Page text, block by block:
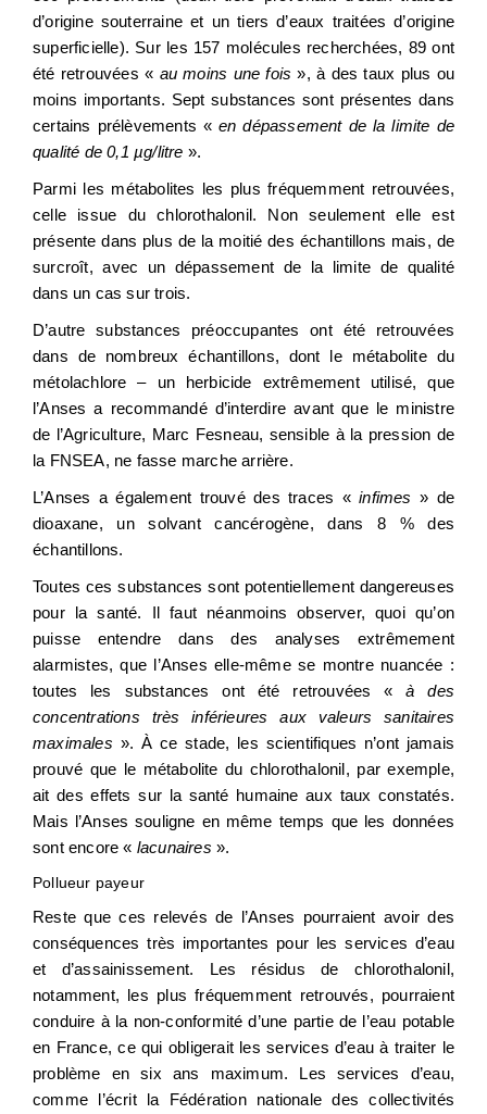
d’origine souterraine et un tiers d’eaux traitées d’origine
superficielle). Sur les 157 molécules recherchées, 89 ont
été retrouvées « au moins une fois », à des taux plus ou
moins importants. Sept substances sont présentes dans
certains prélèvements «en dépassement de la limite de
qualité de 0,1 µg/litre ».
Parmi les métabolites les plus fréquemment retrouvées,
celle issue du chlorothalonil. Non seulement elle est
présente dans plus de la moitié des échantillons mais, de
surcroît, avec un dépassement de la limite de qualité
dans un cas sur trois.
D’autre substances préoccupantes ont été retrouvées
dans de nombreux échantillons, dont le métabolite du
métolachlore – un herbicide extrêmement utilisé, que
l’Anses a recommandé d’interdire avant que le ministre
de l’Agriculture, Marc Fesneau, sensible à la pression de
la FNSEA, ne fasse marche arrière.
L’Anses a également trouvé des traces «infimes» de
dioaxane, un solvant cancérogène, dans 8 % des
échantillons.
Toutes ces substances sont potentiellement dangereuses
pour la santé. Il faut néanmoins observer, quoi qu’on
puisse entendre dans des analyses extrêmement
alarmistes, que l’Anses elle-même se montre nuancée :
toutes les substances ont été retrouvées « à des
concentrations très inférieures aux valeurs sanitaires
maximales ». À ce stade, les scientifiques n’ont jamais
prouvé que le métabolite du chlorothalonil, par exemple,
ait des effets sur la santé humaine aux taux constatés.
Mais l’Anses souligne en même temps que les données
sont encore « lacunaires».
Pollueur payeur
Reste que ces relevés de l’Anses pourraient avoir des
conséquences très importantes pour les services d’eau
et d’assainissement. Les résidus de chlorothalonil,
notamment, les plus fréquemment retrouvés, pourraient
conduire à la non-conformité d’une partie de l’eau potable
en France, ce qui obligerait les services d’eau à traiter le
problème en six ans maximum. Les services d’eau,
comme l’écrit la Fédération nationale des collectivités